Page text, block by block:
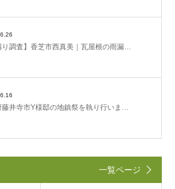
り調査】香芝市西真美｜瓦屋根の雨漏…
藤井寺市Y様邸の地鎮祭を執り行いま…
一覧ページ